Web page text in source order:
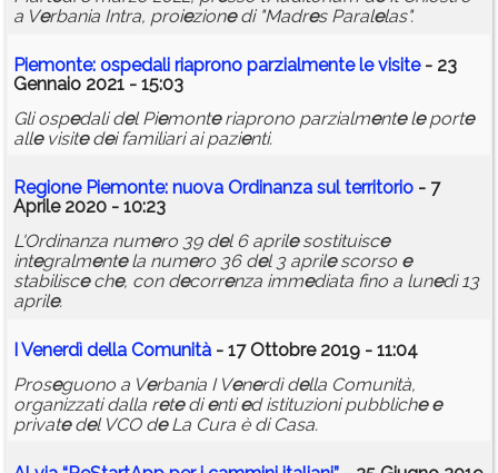
a Verbania Intra, proiezionedi "Madres Paralelas".
Piemonte: ospedali riaprono parzialmentelevisite- 23
Gennaio 2021 - 15:03
Gli ospedali del Piemonteriaprono parzialmenteleporte
allevisitedei familiari ai pazienti.
RegionePiemonte: nuova Ordinanza sul territorio - 7
Aprile 2020 - 10:23
L'Ordinanza numero 39 del 6 aprilesostituisce
integralmentela numero 36 del 3 aprilescorso e
stabilisceche, con decorrenza immediata fino a lunedì 13
aprile.
I Venerdì della Comunità - 17 Ottobre 2019 - 11:04
Proseguono a Verbania I Venerdì della Comunità,
organizzati dalla retedientied istituzioni pubbliche e
privatedel VCO deLa Cura è di Casa.